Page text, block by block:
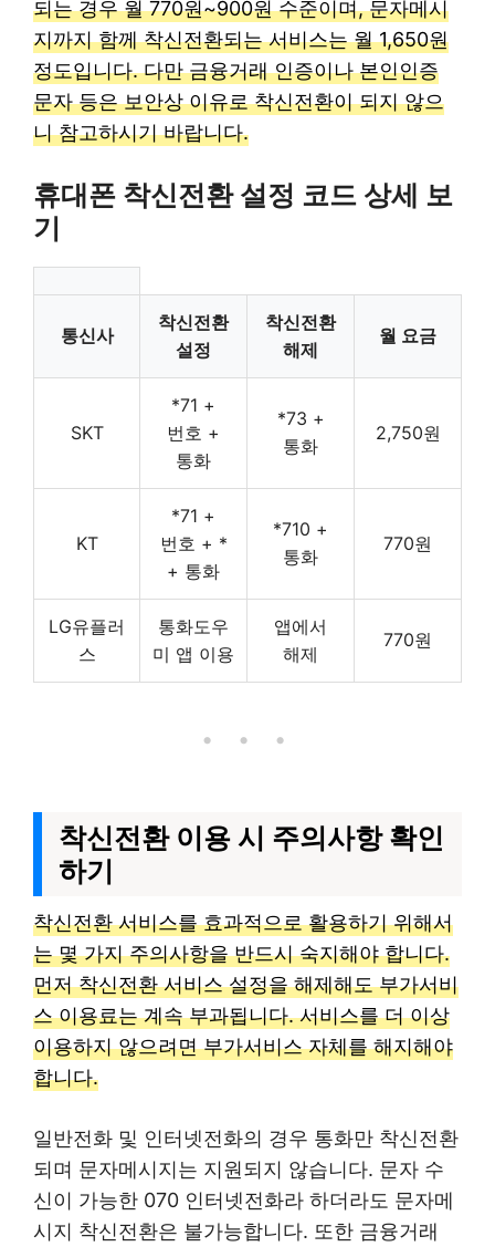
되는 경우 월 770원~900원 수준이며, 문자메시
지까지 함께 착신전환되는 서비스는 월 1,650원
정도입니다. 다만 금융거래 인증이나 본인인증
문자 등은 보안상 이유로 착신전환이 되지 않으
니 참고하시기 바랍니다.
휴대폰 착신전환 설정 코드 상세 보
기
통신사
착신전환
설정
착신전환
해제
월 요금
SKT
*71 +
번호 +
통화
*73 +
통화
2,750원
KT
*71 +
번호 + *
+ 통화
*710 +
통화
770원
LG유플러
스
통화도우
미 앱 이용
앱에서
해제
770원
• • •
착신전환 이용 시 주의사항 확인
하기
착신전환 서비스를 효과적으로 활용하기 위해서
는 몇 가지 주의사항을 반드시 숙지해야 합니다.
먼저 착신전환 서비스 설정을 해제해도 부가서비
스 이용료는 계속 부과됩니다. 서비스를 더 이상
이용하지 않으려면 부가서비스 자체를 해지해야
합니다.
일반전화 및 인터넷전화의 경우 통화만 착신전환
되며 문자메시지는 지원되지 않습니다. 문자 수
신이 가능한 070 인터넷전화라 하더라도 문자메
시지 착신전환은 불가능합니다. 또한 금융거래